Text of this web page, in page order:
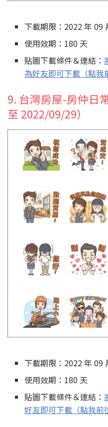
下載期限：2022 年 09
使用效期：180 天
貼圖下載條件＆連結：
為好友即可下載（點我
9. 台灣房屋-房仲日
至 2022/09/29）
下載期限：2022 年 09
使用效期：180 天
貼圖下載條件＆連結：
好友即可下載（點我前